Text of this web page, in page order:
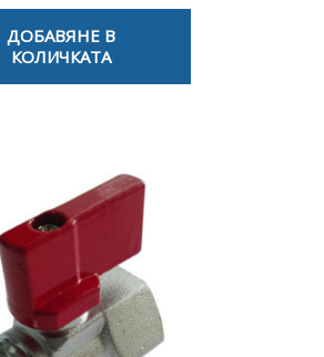
ДОБАВЯНЕ В
КОЛИЧКАТА